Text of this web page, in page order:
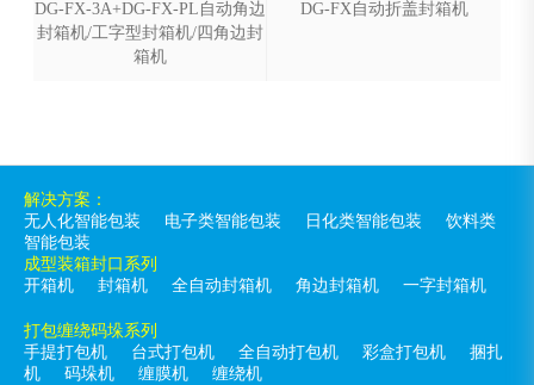
DG-FX-3A+DG-FX-PL自动角边
封箱机/工字型封箱机/四角边封
箱机
DG-FX自动折盖封箱机
解决方案：
无人化智能包装
电子类智能包装 日化类智能包装
饮料类
智能包装
成型装箱封口系列
开箱机
封箱机 全自动封箱机 角边封箱机 一字封箱机
打包缠绕码垛系列
手提打包机
台式打包机 全自动打包机 彩盒打包机
捆扎
机
码垛机 缠膜机 缠绕机